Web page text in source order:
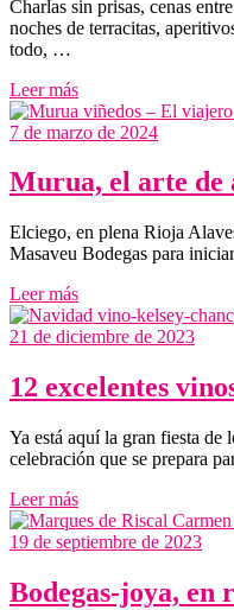
Charlas sin prisas, cenas
noches de terracitas,
todo, …
Leer más
7 de marzo de 2024
Murua, el arte de
Elciego, en plena Rioja
Masaveu Bodegas para
Leer más
21 de diciembre de 2023
12 excelentes
Ya está aquí la gran fiesta de
celebración que se prepara
Leer más
19 de septiembre de 2023
Bodegas-joya, en